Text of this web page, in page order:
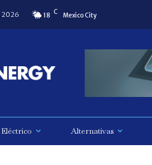
2026 18 C Mexico City
Alternativas